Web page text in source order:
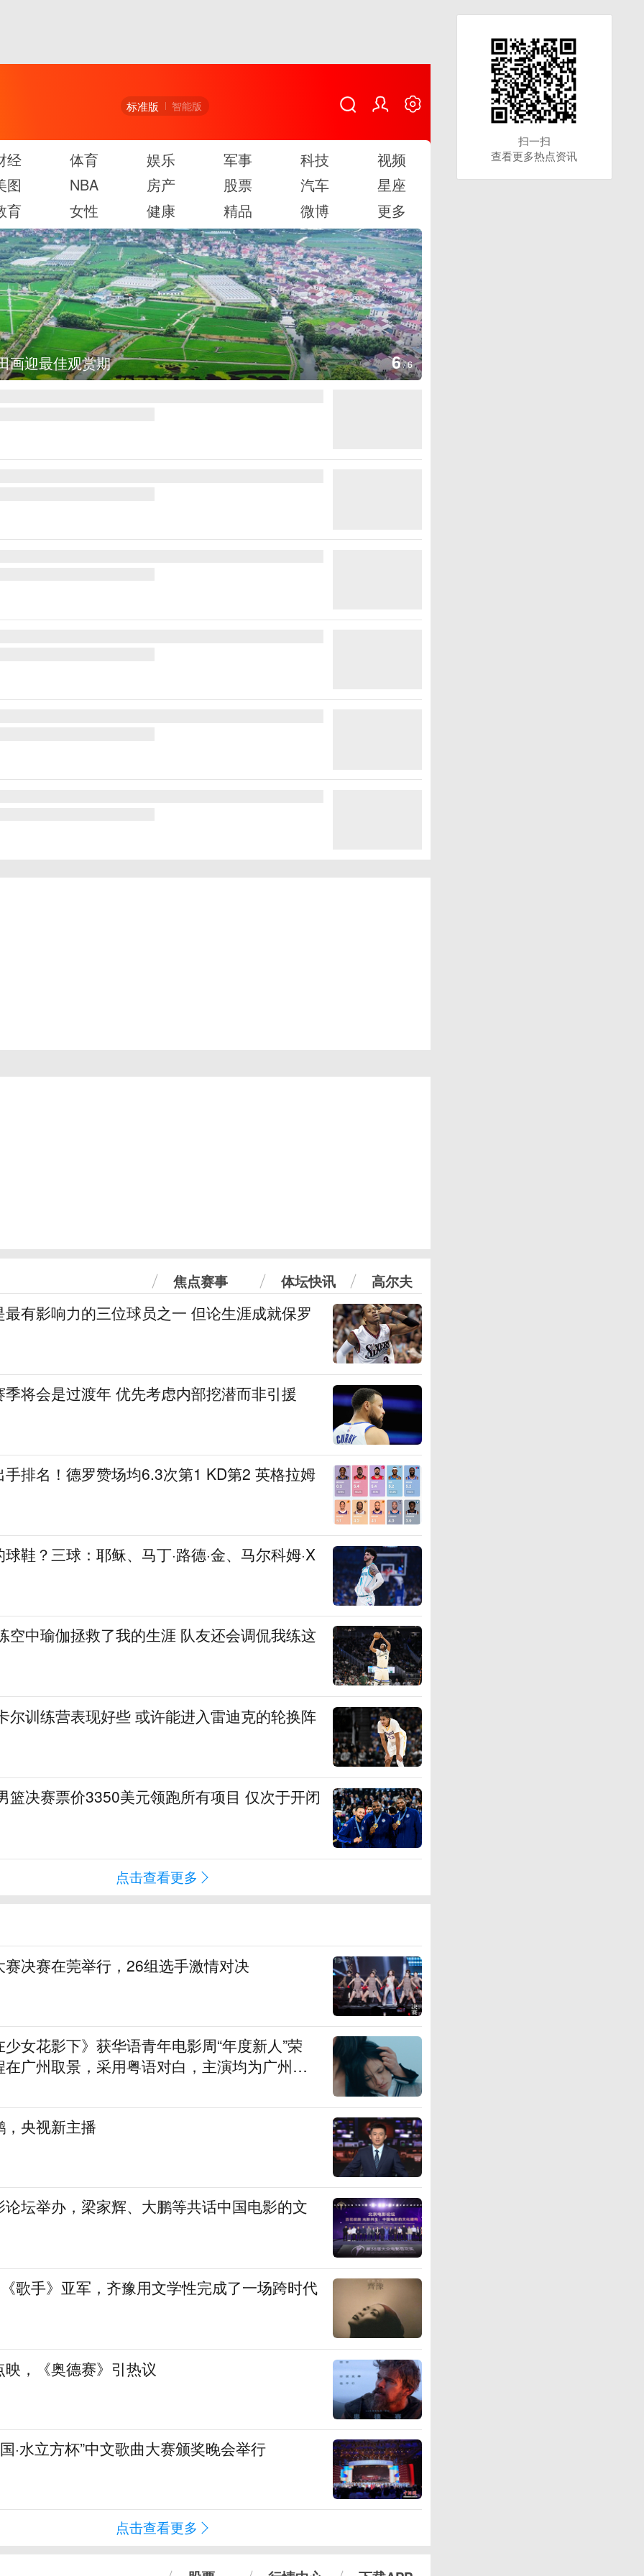
标准版 智能版
经 体育 娱乐 军事 科技
视频
图
NBA 房产 股票 汽车
星座
育
女性 健康 精品 微博 更多
统诺沃亚会见阿根廷总统米莱 1/6
焦点赛事 体坛快讯 高尔夫
有影响力的三位球员之一 但论生涯成就保罗
将会是过渡年 优先考虑内部挖潜而非引援
手排名！德罗赞场均6.3次第1 KD第2 英格拉姆
鞋？三球：耶稣、马丁·路德·金、马尔科姆·X
空中瑜伽拯救了我的生涯 队友还会调侃我练这
尔训练营表现好些 或许能进入雷迪克的轮换阵
篮决赛票价3350美元领跑所有项目 仅次于开闭
点击查看更多
决赛在莞举行，26组选手激情对决
女花影下》获华语青年电影周“年度新人”荣
广州取景，采用粤语对白，主演均为广州本
央视新主播
坛举办，梁家辉、大鹏等共话中国电影的文
歌手》亚军，齐豫用文学性完成了一场跨时代
，《奥德赛》引热议
·水立方杯”中文歌曲大赛颁奖晚会举行
点击查看更多
扫一扫
查看更多热点资讯
扫一扫
查看更多热点资讯